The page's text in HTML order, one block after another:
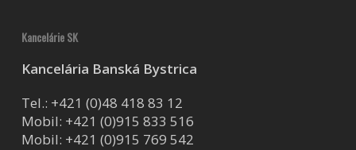
Kancelárie SK
Kancelária Banská Bystrica
Tel.: +421 (0)48 418 83 12
Mobil: +421 (0)915 833 516
Mobil: +421 (0)915 769 542